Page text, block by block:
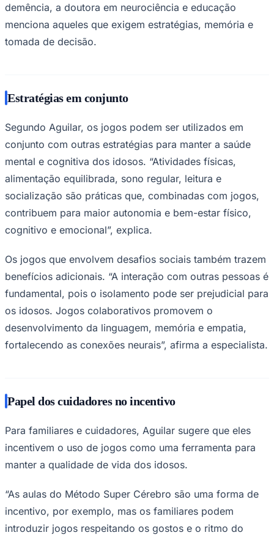
Santos
demência, a doutora em neurociência e educação
menciona aqueles que exigem estratégias, memória e
tomada de decisão.
Estratégias em conjunto
Segundo Aguilar, os jogos podem ser utilizados em
conjunto com outras estratégias para manter a saúde
mental e cognitiva dos idosos. “Atividades físicas,
alimentação equilibrada, sono regular, leitura e
socialização são práticas que, combinadas com jogos,
contribuem para maior autonomia e bem-estar físico,
cognitivo e emocional”, explica.
Os jogos que envolvem desafios sociais também trazem
benefícios adicionais. “A interação com outras pessoas é
fundamental, pois o isolamento pode ser prejudicial para
os idosos. Jogos colaborativos promovem o
desenvolvimento da linguagem, memória e empatia,
fortalecendo as conexões neurais”, afirma a especialista.
Papel dos cuidadores no incentivo
Para familiares e cuidadores, Aguilar sugere que eles
incentivem o uso de jogos como uma ferramenta para
manter a qualidade de vida dos idosos.
“As aulas do Método Super Cérebro são uma forma de
incentivo, por exemplo, mas os familiares podem
introduzir jogos respeitando os gostos e o ritmo do